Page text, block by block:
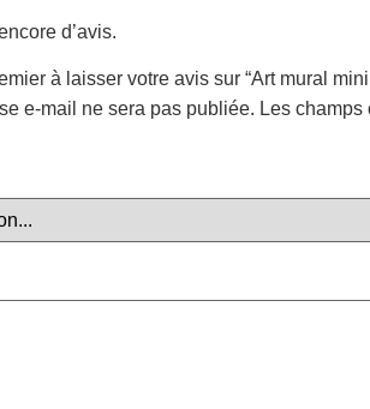
d’avis.
à laisser votre avis sur “Art mural
e-mail ne sera pas publiée. Les